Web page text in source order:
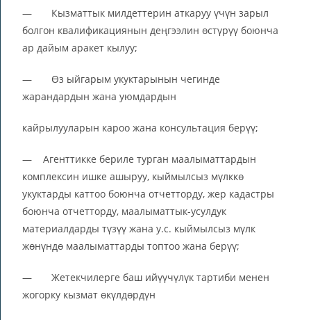
— Кызматтык милдеттерин аткаруу үчүн зарыл
болгон квалификациянын деңгээлин өстүрүү боюнча
ар дайым аракет кылуу;
— Өз ыйгарым укуктарынын чегинде
жарандардын жана уюмдардын
кайрылууларын кароо жана консультация берүү;
— Агенттикке бериле турган маалыматтардын
комплексин ишке ашыруу, кыймылсыз мүлккө
укуктарды каттоо боюнча отчетторду, жер кадастры
боюнча отчетторду, маалыматтык-усулдук
материалдарды түзүү жана у.с. кыймылсыз мүлк
жөнүндө маалыматтарды топтоо жана берүү;
— Жетекчилерге баш ийүүчүлүк тартиби менен
жогорку кызмат өкүлдөрдүн